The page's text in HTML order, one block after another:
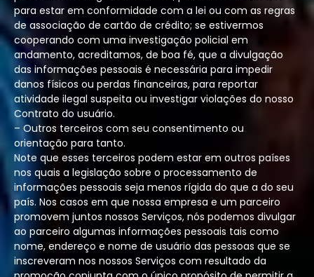
para estar em conformidade com a lei ou com as regras
de associação de cartão de crédito; se estivermos
cooperando com uma investigação policial em
andamento, acreditamos, de boa fé, que a divulgação
das informações pessoais é necessária para impedir
danos físicos ou perdas financeiras, para reportar
atividade ilegal suspeita ou investigar violações do nosso
Contrato do usuário.
– Outros terceiros com seu consentimento ou
orientação para tanto.
Note que esses terceiros podem estar em outros países
nos quais a legislação sobre o processamento de
informações pessoais seja menos rígida do que a do seu
país. Nos casos em que nossa empresa e um parceiro
promovem juntos nossos Serviços, nós podemos divulgar
ao parceiro algumas informações pessoais tais como
nome, endereço e nome de usuário das pessoas que se
inscreveram nos nossos Serviços com resultado da